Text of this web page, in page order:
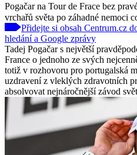
Pogačar na Tour de Frace bez
vrchařů světa po záhadné nemoci
Přidejte si obsah Centrum.cz
hledání a Google zprávy
Tadej Pogačar s největší
France o jednoho ze svých
totiž v rozhovoru pro portugalská
uzdravení z vleklých zdravotních
absolvovat nejnáročnější závod